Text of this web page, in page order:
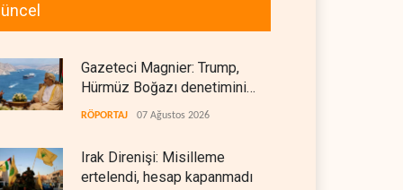
Gazeteci Magnier: Trump,
Hürmüz Boğazı denetimini
doğrudan İran ve Umman'a
RÖPORTAJ 07 Ağustos 2026
Irak Direnişi: Misilleme
ertelendi, hesap kapanmadı